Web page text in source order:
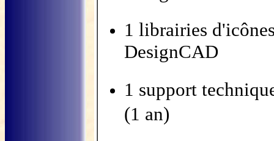
1 librairies
DesignCAD
1 support
(1 an)